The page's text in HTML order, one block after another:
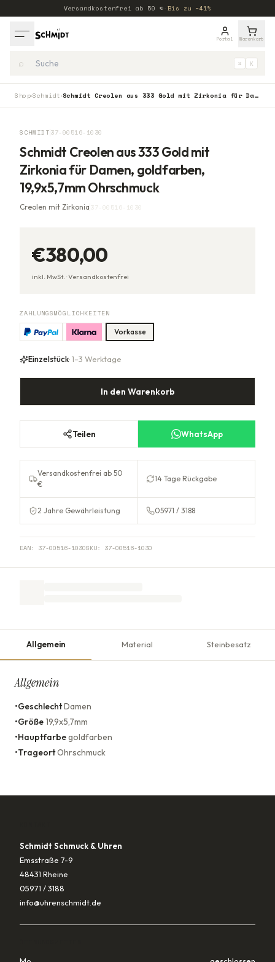
Versandkostenfrei ab 50 € Bis zu −41%
Portal Warenkorb
⌕ ⌘ K
Shop›Schmidt › Schmidt Creolen aus 333 Gold mit Zirkonia für Damen, goldfarben, 19,9x5,7mm Ohrschmuck
SCHMIDT 37-00516-1030
Schmidt Creolen aus 333 Gold mit
Zirkonia für Damen, goldfarben,
19,9x5,7mm Ohrschmuck
Creolen mit Zirkonia 37-00516-1030
€380,00
inkl. MwSt. ·Versandkostenfrei
ZAHLUNGSMÖGLICHKEITEN
Vorkasse
Einzelstück· 1–3 Werktage
In den Warenkorb
Teilen WhatsApp
Versandkostenfrei ab 50
€
14 Tage Rückgabe
2 Jahre Gewährleistung 05971 / 3188
EAN: 37-00516-1030SKU: 37-00516-1030
Allgemein Material Steinbesatz
Allgemein
•GeschlechtDamen
•Größe19,9x5,7mm
•Hauptfarbegoldfarben
•TrageortOhrschmuck
Schmidt Schmuck & Uhren
Emsstraße 7-9
48431 Rheine
05971 / 3188
info@uhrenschmidt.de